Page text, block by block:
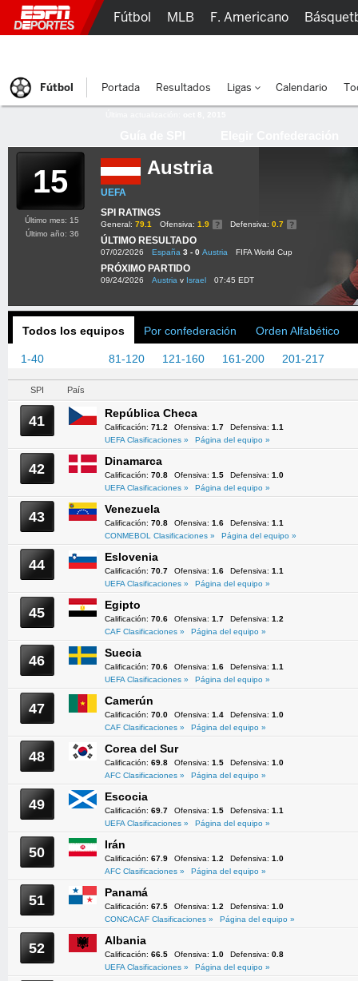
15 Austria
UEFA
SPI RATINGS
General: 79.1 Ofensiva: 1.9 Defensiva: 0.7
ÚLTIMO RESULTADO
07/02/2026 España 3 - 0 Austria FIFA World Cup
PRÓXIMO PARTIDO
09/24/2026 Austria v Israel 07:45 EDT
Último mes: 15
Último año: 36
Todos los equipos Por confederación Orden Alfabético
1-40 81-120 121-160 161-200 201-217
SPI País
41 República Checa
Calificación: 71.2 Ofensiva: 1.7 Defensiva: 1.1
UEFA Clasificaciones »
Página del equipo »
42 Dinamarca
Calificación: 70.8 Ofensiva: 1.5 Defensiva: 1.0
UEFA Clasificaciones »
Página del equipo »
43 Venezuela
Calificación: 70.8 Ofensiva: 1.6 Defensiva: 1.1
CONMEBOL Clasificaciones »
Página del equipo »
44 Eslovenia
Calificación: 70.7 Ofensiva: 1.6 Defensiva: 1.1
UEFA Clasificaciones »
Página del equipo »
45 Egipto
Calificación: 70.6 Ofensiva: 1.7 Defensiva: 1.2
CAF Clasificaciones »
Página del equipo »
46 Suecia
Calificación: 70.6 Ofensiva: 1.6 Defensiva: 1.1
UEFA Clasificaciones »
Página del equipo »
47 Camerún
Calificación: 70.0 Ofensiva: 1.4 Defensiva: 1.0
CAF Clasificaciones »
Página del equipo »
48 Corea del Sur
Calificación: 69.8 Ofensiva: 1.5 Defensiva: 1.0
AFC Clasificaciones »
Página del equipo »
49 Escocia
Calificación: 69.7 Ofensiva: 1.5 Defensiva: 1.1
UEFA Clasificaciones »
Página del equipo »
50 Irán
Calificación: 67.9 Ofensiva: 1.2 Defensiva: 1.0
AFC Clasificaciones »
Página del equipo »
51 Panamá
Calificación: 67.5 Ofensiva: 1.2 Defensiva: 1.0
CONCACAF Clasificaciones »
Página del equipo »
52 Albania
Calificación: 66.5 Ofensiva: 1.0 Defensiva: 0.8
UEFA Clasificaciones »
Página del equipo »
Fútbol MLB F. Americano
Fútbol Portada Resultados Ligas Calendario